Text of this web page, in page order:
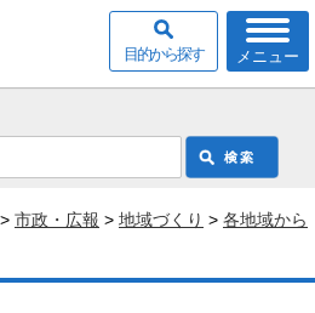
メニュー
目的から探す
> 市政・広報 > 地域づくり > 各地域から